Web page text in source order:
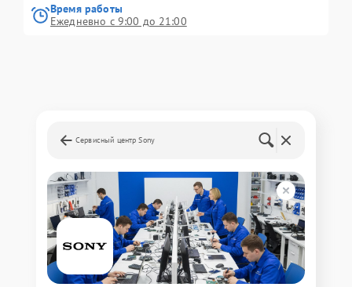
Время работы
Ежедневно с 9:00 до 21:00
Сервисный центр Sony